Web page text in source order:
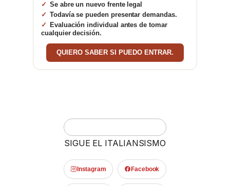
Se abre un nuevo frente legal
Todavía se pueden presentar demandas.
Evaluación individual antes de tomar
cualquier decisión.
QUIERO SABER SI PUEDO ENTRAR.
SIGUE EL ITALIANSISMO
Instagram Facebook